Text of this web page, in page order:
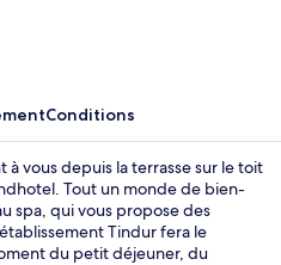
Conditions
vous depuis la terrasse sur le toit
Tout un monde de bien-
spa, qui vous propose des
Tindur fera le
du petit déjeuner, du